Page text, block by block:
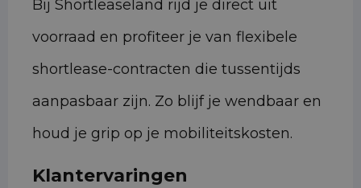
Bij Shortleaseland rijd je direct uit
voorraad en profiteer je van flexibele
shortlease-contracten die tussentijds
aanpasbaar zijn. Zo blijf je wendbaar en
houd je grip op je mobiliteitskosten.
Klantervaringen